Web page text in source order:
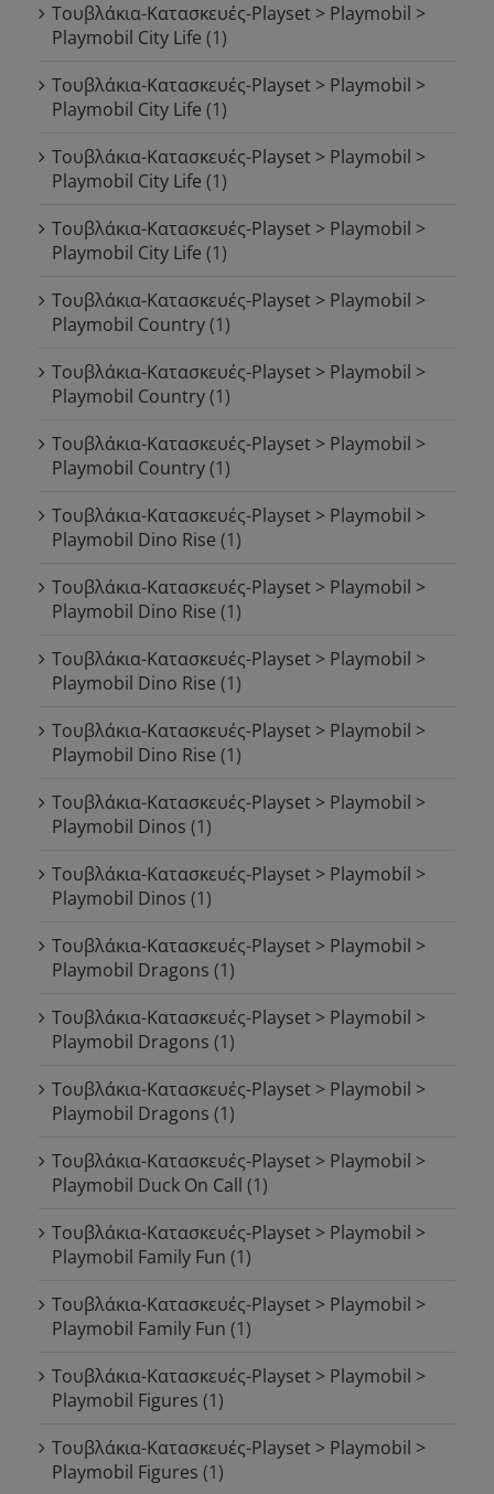
Τουβλάκια-Κατασκευές-Playset > Playmobil >
Playmobil City Life (1)
Τουβλάκια-Κατασκευές-Playset > Playmobil >
Playmobil City Life (1)
Τουβλάκια-Κατασκευές-Playset > Playmobil >
Playmobil City Life (1)
Τουβλάκια-Κατασκευές-Playset > Playmobil >
Playmobil City Life (1)
Τουβλάκια-Κατασκευές-Playset > Playmobil >
Playmobil Country(1)
Τουβλάκια-Κατασκευές-Playset > Playmobil >
Playmobil Country(1)
Τουβλάκια-Κατασκευές-Playset > Playmobil >
Playmobil Country(1)
Τουβλάκια-Κατασκευές-Playset > Playmobil >
Playmobil Dino Rise (1)
Τουβλάκια-Κατασκευές-Playset > Playmobil >
Playmobil Dino Rise (1)
Τουβλάκια-Κατασκευές-Playset > Playmobil >
Playmobil Dino Rise (1)
Τουβλάκια-Κατασκευές-Playset > Playmobil >
Playmobil Dino Rise (1)
Τουβλάκια-Κατασκευές-Playset > Playmobil >
Playmobil Dinos (1)
Τουβλάκια-Κατασκευές-Playset > Playmobil >
Playmobil Dinos (1)
Τουβλάκια-Κατασκευές-Playset > Playmobil >
Playmobil Dragons (1)
Τουβλάκια-Κατασκευές-Playset > Playmobil >
Playmobil Dragons (1)
Τουβλάκια-Κατασκευές-Playset > Playmobil >
Playmobil Dragons (1)
Τουβλάκια-Κατασκευές-Playset > Playmobil >
Playmobil Duck On Call (1)
Τουβλάκια-Κατασκευές-Playset > Playmobil >
Playmobil Family Fun (1)
Τουβλάκια-Κατασκευές-Playset > Playmobil >
Playmobil Family Fun (1)
Τουβλάκια-Κατασκευές-Playset > Playmobil >
Playmobil Figures (1)
Τουβλάκια-Κατασκευές-Playset > Playmobil >
Playmobil Figures (1)